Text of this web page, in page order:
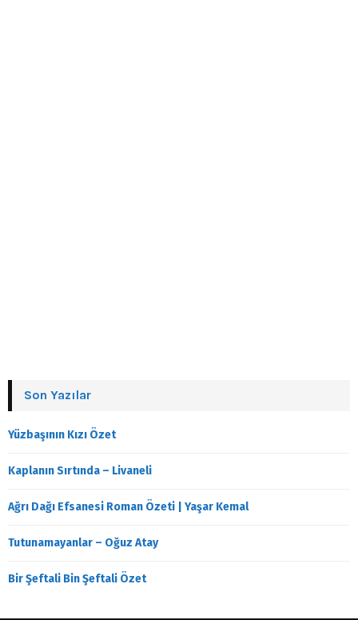
Son Yazılar
Yüzbaşının Kızı Özet
Kaplanın Sırtında – Livaneli
Ağrı Dağı Efsanesi Roman Özeti | Yaşar Kemal
Tutunamayanlar – Oğuz Atay
Bir Şeftali Bin Şeftali Özet